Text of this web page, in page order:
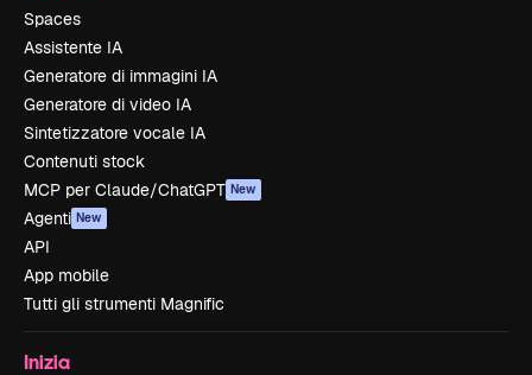
Spaces
Assistente IA
Generatore di immagini IA
Generatore di video IA
Sintetizzatore vocale IA
Contenuti stock
MCP per Claude/ChatGPT New
Agenti New
API
App mobile
Tutti gli strumenti Magnific
Inizia